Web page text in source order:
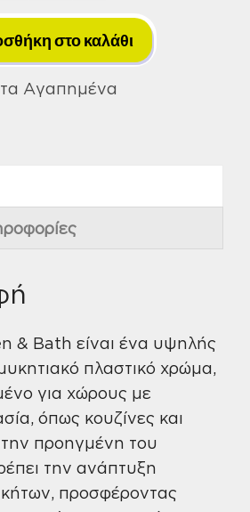
Λευκό
Αντιμυκητιακό
Χρώμα
0,75L
στο καλάθι
Αγαπημένα
& Bath είναι ένα υψηλής
πλαστικό χρώμα,
για χώρους με
όπως κουζίνες και
προηγμένη του
την ανάπτυξη
προσφέροντας